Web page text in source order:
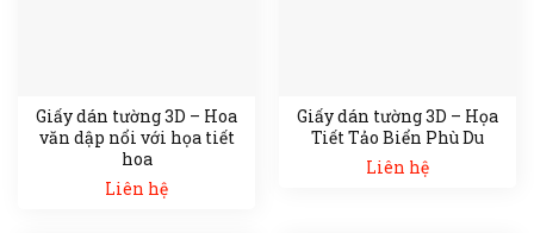
Giấy dán tường 3D – Hoa
văn dập nổi với họa tiết
hoa
Liên hệ
Giấy dán tường 3D – Họa
Tiết Tảo Biển Phù Du
Liên hệ